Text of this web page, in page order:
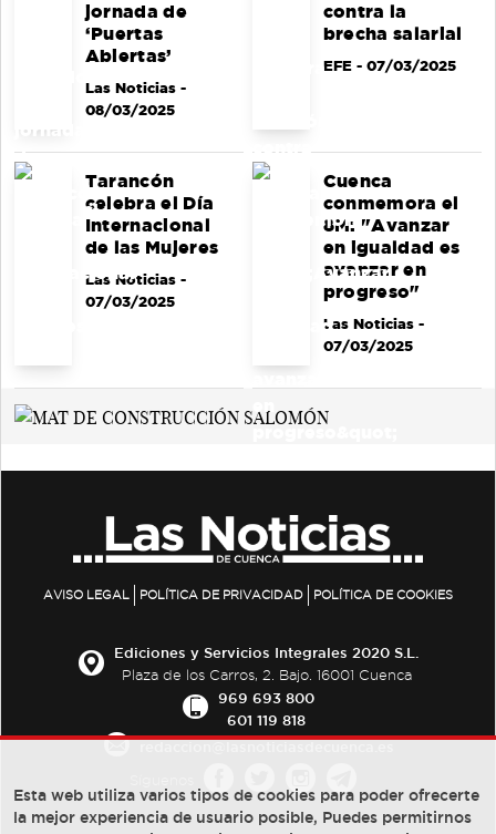
jornada de
‘Puertas
Abiertas’
Las Noticias-
08/03/2025
contra la
brecha salarial
EFE- 07/03/2025
Tarancón
celebra el Día
Internacional
de las Mujeres
Las Noticias-
07/03/2025
Cuenca
conmemora el
8M: "Avanzar
en igualdad es
avanzar en
progreso"
Las Noticias-
07/03/2025
AVISO LEGAL POLÍTICA DE PRIVACIDAD POLÍTICA DE COOKIES
Ediciones y Servicios Integrales 2020 S.L.
Plaza de los Carros, 2. Bajo. 16001 Cuenca
969 693 800
601 119 818
Esta web utiliza varios tipos de cookies para poder ofrecerte
la mejor experiencia de usuario posible, Puedes permitirnos